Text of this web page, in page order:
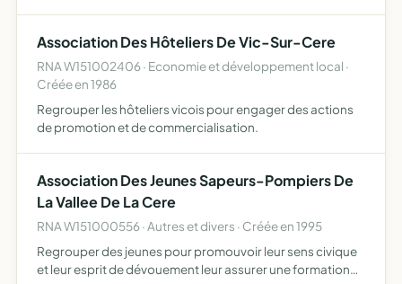
Association Des Hôteliers De Vic-Sur-Cere
RNA W151002406 · Economie et développement local ·
Créée en 1986
Regrouper les hôteliers vicois pour engager des actions
de promotion et de commercialisation.
Association Des Jeunes Sapeurs-Pompiers De
La Vallee De La Cere
RNA W151000556 · Autres et divers · Créée en 1995
Regrouper des jeunes pour promouvoir leur sens civique
et leur esprit de dévouement leur assurer une formation